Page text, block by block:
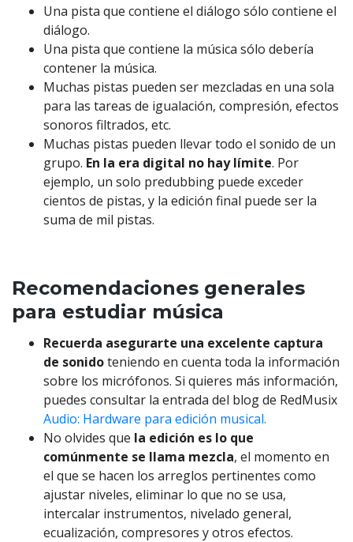
Una pista que contiene el diálogo sólo contiene el
diálogo.
Una pista que contiene la música sólo debería
contener la música.
Muchas pistas pueden ser mezcladas en una sola
para las tareas de igualación, compresión, efectos
sonoros filtrados, etc.
Muchas pistas pueden llevar todo el sonido de un
grupo. En la era digital no hay límite. Por
ejemplo, un solo predubbing puede exceder
cientos de pistas, y la edición final puede ser la
suma de mil pistas.
Recomendaciones generales
para estudiar música
Recuerda asegurarte una excelente captura
de sonidoteniendo en cuenta toda la información
sobre los micrófonos. Si quieres más información,
puedes consultar la entrada del blog de RedMusix
Audio: Hardware para edición musical.
No olvides que la edición es lo que
comúnmente se llama mezcla, el momento en
el que se hacen los arreglos pertinentes como
ajustar niveles, eliminar lo que no se usa,
intercalar instrumentos, nivelado general,
ecualización, compresores y otros efectos.